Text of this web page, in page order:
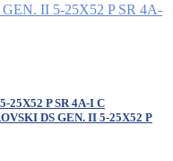
25X52 P SR 4A-I С
DS GEN. II 5-25X52 P